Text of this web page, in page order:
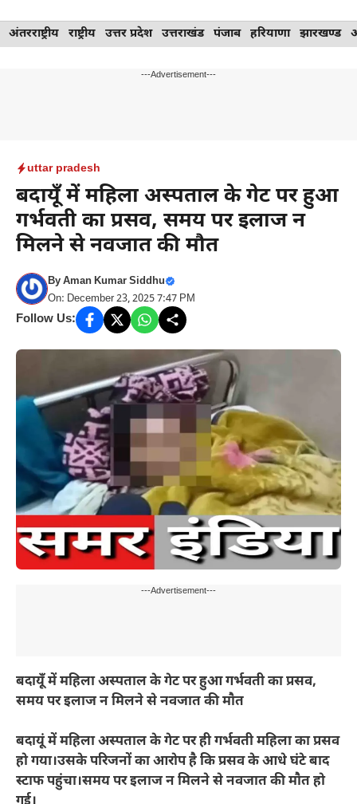
Skip
to
अंतरराष्ट्रीय राष्ट्रीय उत्तर प्रदेश उत्तराखंड पंजाब हरियाणा झारखण्ड
---Advertisement---
uttar pradesh
बदायूँ में महिला अस्पताल के गेट पर हुआ
गर्भवती का प्रसव, समय पर इलाज न
मिलने से नवजात की मौत
ByAman Kumar Siddhu
On: December 23, 2025 7:47 PM
Follow Us:
---Advertisement---
बदायूँ में महिला अस्पताल के गेट पर हुआ गर्भवती का प्रसव,
समय पर इलाज न मिलने से नवजात की मौत
बदायूं में महिला अस्पताल के गेट पर ही गर्भवती महिला का प्रसव
हो गया।उसके परिजनों का आरोप है कि प्रसव के आधे घंटे बाद
स्टाफ पहुंचा।समय पर इलाज न मिलने से नवजात की मौत हो